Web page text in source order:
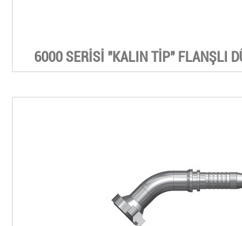
6000 SERİSİ "KALIN TİP" FLANŞLI